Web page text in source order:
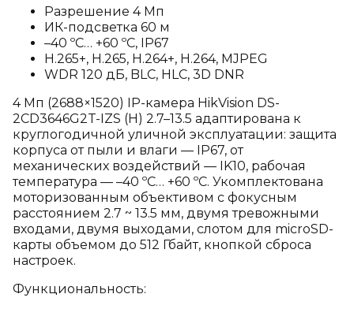
Разрешение 4 Мп
ИК-подсветка 60 м
–40 ºC… +60 ºC, IP67
H.265+, H.265, H.264+, H.264, MJPEG
WDR 120 дБ, BLC, HLC, 3D DNR
4 Мп (2688×1520) IP-камера HikVision DS-
2CD3646G2T-IZS (H) 2.7–13.5 адаптирована к
круглогодичной уличной эксплуатации: защита
корпуса от пыли и влаги — IP67, от
механических воздействий — IK10, рабочая
температура — –40 ºC… +60 ºC. Укомплектована
моторизованным объективом с фокусным
расстоянием 2.7 ~ 13.5 мм, двумя тревожными
входами, двумя выходами, слотом для microSD-
карты объемом до 512 Гбайт, кнопкой сброса
настроек.
Функциональность: